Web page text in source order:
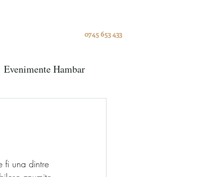
0745 653 433
Evenimente Hambar
fi una dintre